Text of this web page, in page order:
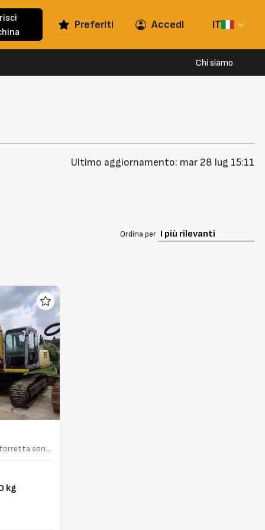
Preferiti Accedi IT
Chi siamo
Ultimo aggiornamento: mar 28 lug 15:11
Ordina per
torretta sono
kg